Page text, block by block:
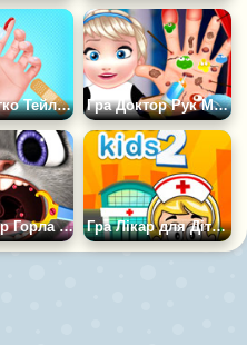
Гра Малятко Тейлор Грає в лікаря Гра Доктор Рук Малятка Ельзи
Гра Доктор Горла Джуді Гра Лікар для Дітей 2